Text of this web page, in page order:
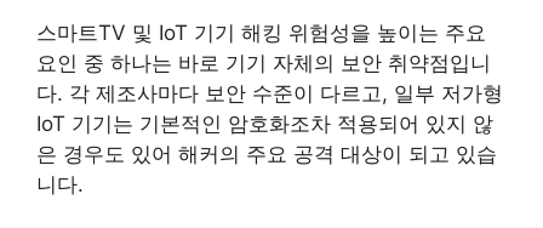
스마트TV 및 IoT 기기 해킹 위험성을 높이는 주요
요인 중 하나는 바로 기기 자체의 보안 취약점입니
다. 각 제조사마다 보안 수준이 다르고, 일부 저가형
IoT 기기는 기본적인 암호화조차 적용되어 있지 않
은 경우도 있어 해커의 주요 공격 대상이 되고 있습
니다.